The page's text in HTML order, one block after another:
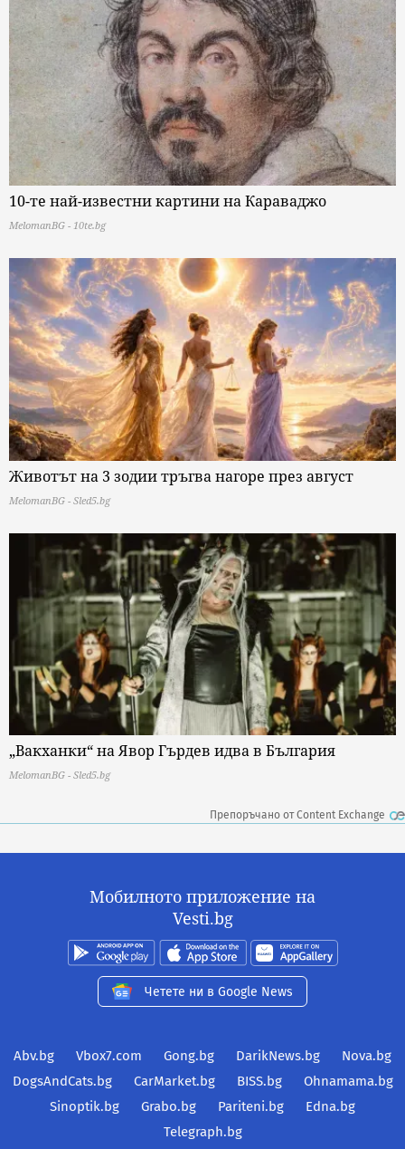
10-те най-известни картини на Караваджо
MelomanBG - 10te.bg
Животът на 3 зодии тръгва нагоре през август
MelomanBG - Sled5.bg
„Вакханки“ на Явор Гърдев идва в България
MelomanBG - Sled5.bg
Препоръчано от Content Exchange
Мобилното приложение на
Vesti.bg
Четете ни в Google News
Abv.bg Vbox7.com Gong.bg DarikNews.bg
Nova.bg
DogsAndCats.bg
CarMarket.bg BISS.bg
Ohnamama.bg
Sinoptik.bg
Grabo.bg Pariteni.bg
Edna.bg
Telegraph.bg